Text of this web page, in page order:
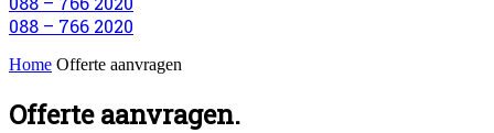
088 – 766 2020
Home Offerte aanvragen
Offerte aanvragen.